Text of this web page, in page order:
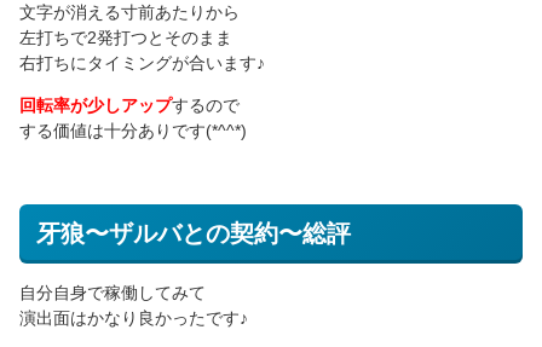
文字が消える寸前あたりから
左打ちで2発打つとそのまま
右打ちにタイミングが合います♪
回転率が少しアップするので
する価値は十分ありです(*^^*)
牙狼〜ザルバとの契約〜総評
自分自身で稼働してみて
演出面はかなり良かったです♪